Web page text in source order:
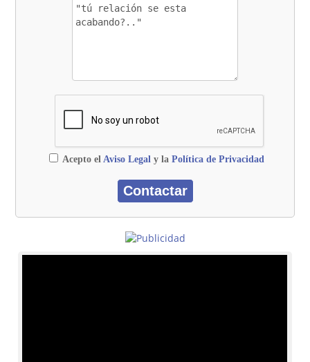
Acepto el Aviso Legaly la Política de Privacidad